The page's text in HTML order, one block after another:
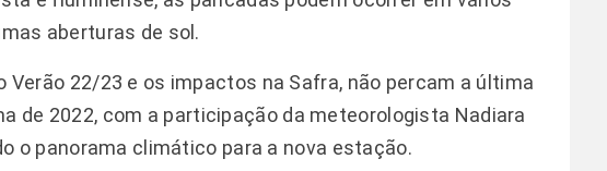
aberturas de sol.
Verão 22/23 e os impactos na Safra, não percam a última
de 2022, com a participação da meteorologista Nadiara
o panorama climático para a nova estação.